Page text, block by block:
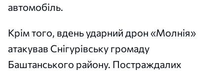
автомобіль.
Крім того, вдень ударний дрон «Молнія»
атакував Снігурівську громаду
Баштанського району. Постраждалих